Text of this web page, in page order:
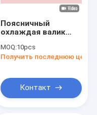
Поясничный
охлаждая валик
подушки пены
памяти геля
MOQ:10pcs
Получить последнюю цену
Контакт